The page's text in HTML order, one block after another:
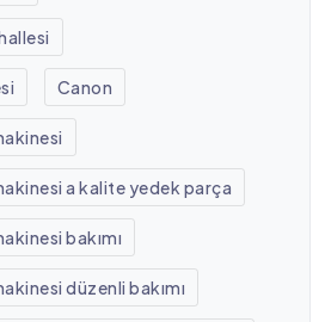
Canon
a kalite yedek parça
bakımı
düzenli bakımı